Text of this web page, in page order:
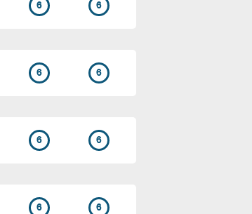
6 6
6 6
6 6
6 6